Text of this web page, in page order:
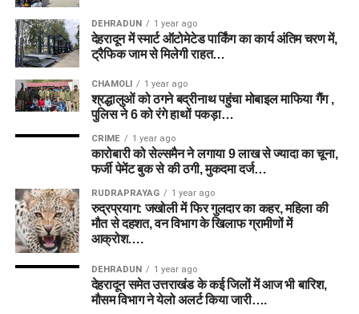
DEHRADUN 1 year ago
देहरादून में स्मार्ट ऑटोमेटेड पार्किंग का कार्य अंतिम चरण में,
ट्रैफिक जाम से मिलेगी राहत…
CHAMOLI 1 year ago
श्रद्धालुओं को ठगने बद्रीनाथ पहुंचा मोबाइल माफिया गैंग ,
पुलिस ने 6 को रंगे हाथों पकड़ा…
CRIME 1 year ago
कारोबारी को सेल्समैन ने लगाया 9 लाख से ज्यादा का चूना,
फर्जी पेमेंट बुक से की ठगी, मुकदमा दर्ज…
RUDRAPRAYAG 1 year ago
रुद्रप्रयाग: जखोली में फिर गुलदार का कहर, महिला की
मौत से दहशत, वन विभाग के खिलाफ ग्रामीणों में
आक्रोश….
DEHRADUN 1 year ago
देहरादून समेत उत्तराखंड के कई जिलों में आज भी बारिश,
मौसम विभाग ने येलो अलर्ट किया जारी….